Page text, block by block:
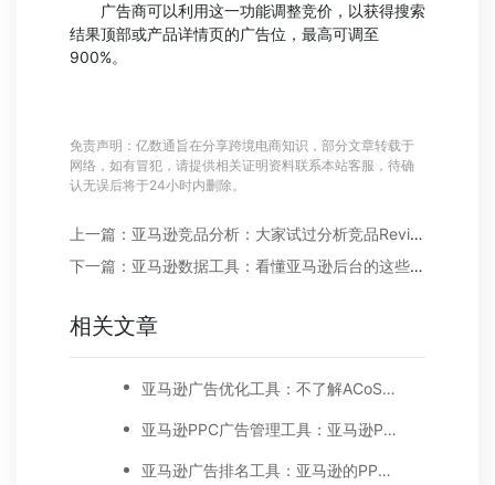
广告商可以利用这一功能调整竞价，以获得搜索
结果顶部或产品详情页的广告位，最高可调至
900%。
免责声明：亿数通旨在分享跨境电商知识，部分文章转载于
网络，如有冒犯，请提供相关证明资料联系本站客服，待确
认无误后将于24小时内删除。
上一篇：亚马逊竞品分析：大家试过分析竞品Review了吗?分析后或许有惊喜!
下一篇：亚马逊数据工具：看懂亚马逊后台的这些数据报告，还怕没订单?
相关文章
亚马逊广告优化工具：不了解ACoS，难怪你的亚马逊广告效果差
亚马逊PPC广告管理工具：亚马逊PPC广告ACoS及目标ACoS的计算方法及优化指南
亚马逊广告排名工具：亚马逊的PPC广告展示位置在哪里?